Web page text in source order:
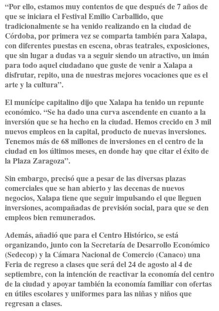
“Por ello, estamos muy contentos de que después de 7 años de
que se iniciara el Festival Emilio Carballido, que
tradicionalmente se ha venido realizando en la ciudad de
Córdoba, por primera vez se comparta también para Xalapa,
con diferentes puestas en escena, obras teatrales, exposiciones,
que sin lugar a dudas va a seguir siendo un atractivo, un imán
para todo aquel ciudadano que guste de venir a Xalapa a
disfrutar, repito, una de nuestras mejores vocaciones que es el
arte y la cultura”.
El munícipe capitalino dijo que Xalapa ha tenido un repunte
económico. “Se ha dado una curva ascendente en cuanto a la
inversión que se ha hecho en la ciudad. Hemos crecido en 3 mil
nuevos empleos en la capital, producto de nuevas inversiones.
Tenemos más de 68 millones de inversiones en el centro de la
ciudad en los últimos meses, en donde hay que citar el éxito de
la Plaza Zaragoza”.
Sin embargo, precisó que a pesar de las diversas plazas
comerciales que se han abierto y las decenas de nuevos
negocios, Xalapa tiene que seguir impulsando el que lleguen
inversiones, acompañadas de previsión social, para que se den
empleos bien remunerados.
Además, añadió que para el Centro Histórico, se está
organizando, junto con la Secretaría de Desarrollo Económico
(Sedecop) y la Cámara Nacional de Comercio (Canaco) una
Feria de regreso a clases que será del 24 de agosto al 4 de
septiembre, con la intención de reactivar la economía del centro
de la ciudad y apoyar también la economía familiar con ofertas
en útiles escolares y uniformes para las niñas y niños que
regresan a clases.